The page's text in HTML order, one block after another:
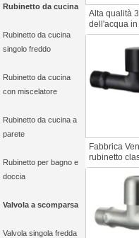
Rubinetto da cucina
Rubinetto da cucina
singolo freddo
Rubinetto da cucina
con miscelatore
Rubinetto da cucina a
parete
Rubinetto per bagno e
doccia
Valvola a scomparsa
Valvola singola fredda
Alta qualità
dell'acqua in
lungo
all'aperto
estensioni
qualità
Fabbrica
rubinetto
acciaio inox
cartuccia
mandrino
rubinetto
balcone